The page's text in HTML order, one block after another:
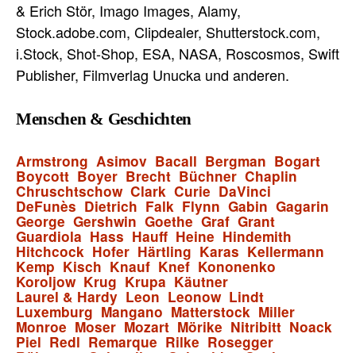
& Erich Stör, Imago Images, Alamy,
Stock.adobe.com, Clipdealer, Shutterstock.com,
i.Stock, Shot-Shop, ESA, NASA, Roscosmos, Swift
Publisher, Filmverlag Unucka und anderen.
Menschen & Geschichten
Armstrong Asimov Bacall Bergman Bogart
Boycott Boyer Brecht Büchner Chaplin
Chruschtschow Clark Curie DaVinci
DeFunès Dietrich Falk Flynn Gabin Gagarin
George Gershwin Goethe Graf Grant
Guardiola Hass Hauff Heine Hindemith
Hitchcock Hofer Härtling Karas Kellermann
Kemp Kisch Knauf Knef Kononenko
Koroljow Krug Krupa Käutner
Laurel & Hardy Leon Leonow Lindt
Luxemburg Mangano Matterstock Miller
Monroe Moser Mozart Mörike Nitribitt Noack
Piel Redl Remarque Rilke Rosegger